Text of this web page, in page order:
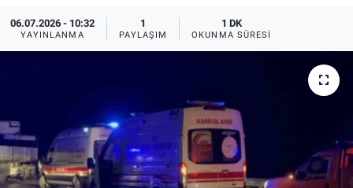
06.07.2026 - 10:32
YAYINLANMA
1
PAYLAŞIM
1 DK
OKUNMA SÜRESI